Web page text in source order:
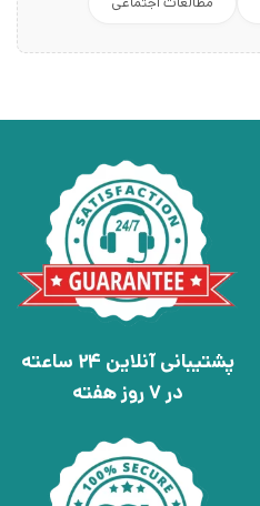
پشتیبانی آنلاین 24 ساعته
در 7 روز هفته